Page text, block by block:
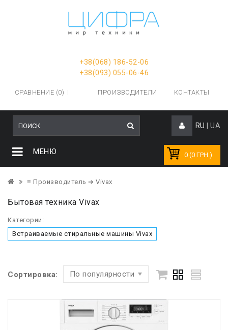
+38(068) 186-52-06
+38(093) 055-06-46
СРАВНЕНИЕ (0) ПРОИЗВОДИТЕЛИ КОНТАКТЫ
RU UA
0 (0 ГРН.)
МЕНЮ
≡ Производитель ➔ Vivax
Бытовая техника Vivax
Категории:
Встраиваемые стиральные машины Vivax
Сортировка: По популярности